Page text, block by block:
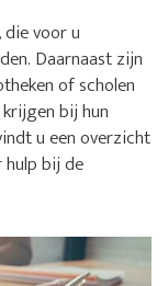
voor u
Daarnaast zijn
of scholen
bij hun
u een overzicht
bij de